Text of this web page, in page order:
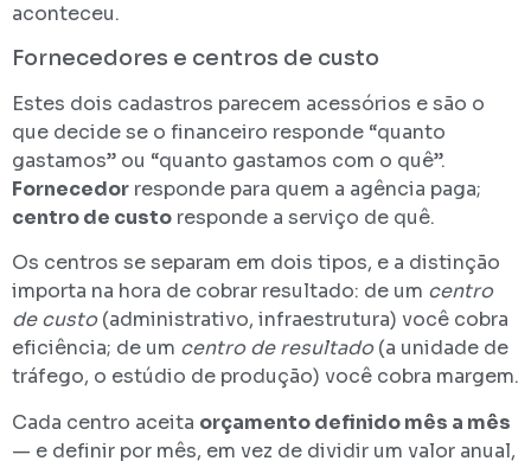
aconteceu.
Fornecedores e centros de custo
Estes dois cadastros parecem acessórios e são o
que decide se o financeiro responde “quanto
gastamos” ou “quanto gastamos com o quê”.
Fornecedor responde para quem a agência paga;
centro de custo responde a serviço de quê.
Os centros se separam em dois tipos, e a distinção
importa na hora de cobrar resultado: de um centro
de custo(administrativo, infraestrutura) você cobra
eficiência; de um centro de resultado(a unidade de
tráfego, o estúdio de produção) você cobra margem.
Cada centro aceita orçamento definido mês a mês
— e definir por mês, em vez de dividir um valor anual,